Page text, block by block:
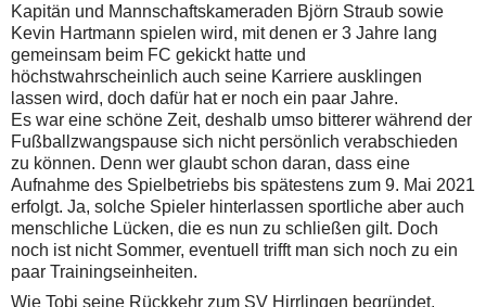
Kapitän und Mannschaftskameraden Björn Straub sowie
Kevin Hartmann spielen wird, mit denen er 3 Jahre lang
gemeinsam beim FC gekickt hatte und
höchstwahrscheinlich auch seine Karriere ausklingen
lassen wird, doch dafür hat er noch ein paar Jahre.
Es war eine schöne Zeit, deshalb umso bitterer während der
Fußballzwangspause sich nicht persönlich verabschieden
zu können. Denn wer glaubt schon daran, dass eine
Aufnahme des Spielbetriebs bis spätestens zum 9. Mai 2021
erfolgt. Ja, solche Spieler hinterlassen sportliche aber auch
menschliche Lücken, die es nun zu schließen gilt. Doch
noch ist nicht Sommer, eventuell trifft man sich noch zu ein
paar Trainingseinheiten.
Wie Tobi seine Rückkehr zum SV Hirrlingen begründet,